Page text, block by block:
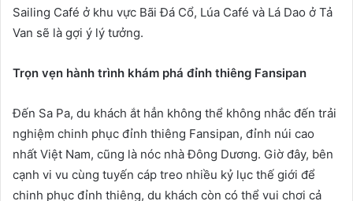
Sailing Café ở khu vực Bãi Đá Cổ, Lúa Café và Lá Dao ở Tả
Van sẽ là gợi ý lý tưởng.
Trọn vẹn hành trình khám phá đỉnh thiêng Fansipan
Đến Sa Pa, du khách ắt hẳn không thể không nhắc đến trải
nghiệm chinh phục đỉnh thiêng Fansipan, đỉnh núi cao
nhất Việt Nam, cũng là nóc nhà Đông Dương. Giờ đây, bên
cạnh vi vu cùng tuyến cáp treo nhiều kỷ lục thế giới để
chinh phục đỉnh thiêng, du khách còn có thể vui chơi cả